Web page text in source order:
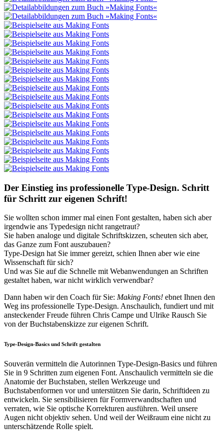
Der Einstieg ins professionelle Type-Design. Schritt
für Schritt zur eigenen Schrift!
Sie wollten schon immer mal einen Font gestalten, haben sich aber
irgendwie ans Typedesign nicht rangetraut?
Sie haben analoge und digitale Schriftskizzen, scheuten sich aber,
das Ganze zum Font auszubauen?
Type-Design hat Sie immer gereizt, schien Ihnen aber wie eine
Wissenschaft für sich?
Und was Sie auf die Schnelle mit Webanwendungen an Schriften
gestaltet haben, war nicht wirklich verwendbar?
Dann haben wir den Coach für Sie: Making Fonts! ebnet Ihnen den
Weg ins professionelle Type-Design. Anschaulich, fundiert und mit
ansteckender Freude führen Chris Campe und Ulrike Rausch Sie
von der Buchstabenskizze zur eigenen Schrift.
Type-Design-Basics und Schrift gestalten
Souverän vermitteln die Autorinnen Type-Design-Basics und führen
Sie in 9 Schritten zum eigenen Font. Anschaulich vermitteln sie die
Anatomie der Buchstaben, stellen Werkzeuge und
Buchstabenformen vor und unterstützen Sie darin, Schriftideen zu
entwickeln. Sie sensibilisieren für Formverwandtschaften und
verraten, wie Sie optische Korrekturen ausführen. Weil unsere
Augen nicht objektiv sehen. Und weil der Weißraum eine nicht zu
unterschätzende Rolle spielt.